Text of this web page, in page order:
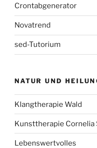
Crontabgenerator
Novatrend
sed-Tutorium
NATUR UND
Klangtherapie Wald
Kunsttherapie Cornelia
Lebenswertvolles